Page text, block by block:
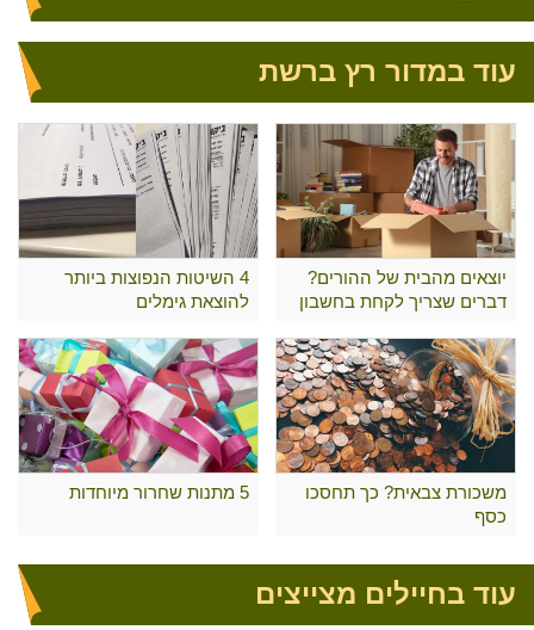
עוד במדור רץ ברשת
יוצאים מהבית של ההורים?
דברים שצריך לקחת בחשבון
4 השיטות הנפוצות ביותר
להוצאת גימלים
משכורת צבאית? כך תחסכו
כסף
5 מתנות שחרור מיוחדות
עוד בחיילים מצייצים